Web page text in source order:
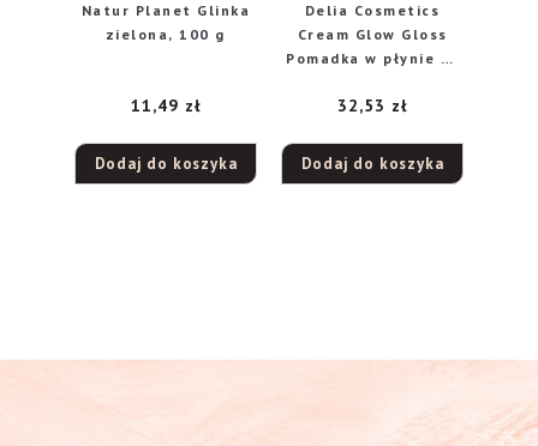
Natur Planet Glinka
zielona, 100 g
11,49 zł
Dodaj do koszyka
Delia Cosmetics
Cream Glow Gloss
Pomadka w płynie nr
32,53 zł
Dodaj do koszyka